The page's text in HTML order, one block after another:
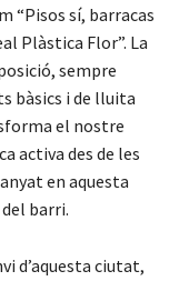
“Pisos sí, barracas
Plàstica Flor”. La
sempre
bàsics i de lluita
el nostre
activa des de les
en aquesta
barri.
d’aquesta ciutat,